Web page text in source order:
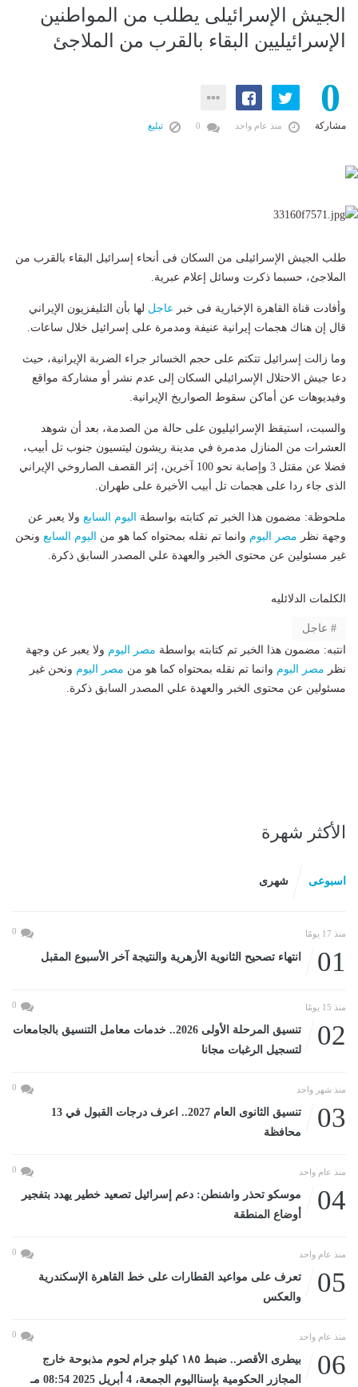
الجيش الإسرائيلى يطلب من المواطنين
الإسرائيليين البقاء بالقرب من الملاجئ
0
مشاركة منذ عام واحد تبليغ
طلب الجيش الإسرائيلى من السكان فى أنحاء إسرائيل البقاء بالقرب من
الملاجئ، حسبما ذكرت وسائل إعلام عبرية.
وأفادت قناة القاهرة الإخبارية فى خبر عاجل لها بأن التليفزيون الإيراني
قال إن هناك هجمات إيرانية عنيفة ومدمرة على إسرائيل خلال ساعات.
وما زالت إسرائيل تتكتم على حجم الخسائر جراء الضربة الإيرانية، حيث
دعا جيش الاحتلال الإسرائيلي السكان إلى عدم نشر أو مشاركة مواقع
وفيديوهات عن أماكن سقوط الصواريخ الإيرانية.
والسبت، استيقظ الإسرائيليون على حالة من الصدمة، بعد أن شوهد
العشرات من المنازل مدمرة في مدينة ريشون ليتسيون جنوب تل أبيب،
فضلا عن مقتل 3 وإصابة نحو 100 آخرين، إثر القصف الصاروخي الإيراني
الذى جاء ردا على هجمات تل أبيب الأخيرة على طهران.
ملحوظة: مضمون هذا الخبر تم كتابته بواسطة اليوم السابع ولا يعبر عن
وجهة نظر مصر اليوم وانما تم نقله بمحتواه كما هو من اليوم السابع ونحن
غير مسئولين عن محتوى الخبر والعهدة علي المصدر السابق ذكرة.
الكلمات الدلائليه
عاجل
انتبه: مضمون هذا الخبر تم كتابته بواسطة مصر اليوم ولا يعبر عن وجهة
نظر مصر اليوم وانما تم نقله بمحتواه كما هو من مصر اليوم ونحن غير
مسئولين عن محتوى الخبر والعهدة علي المصدر السابق ذكرة.
الأكثر شهرة
اسبوعى شهرى
منذ 17 يومًا 0
01 انتهاء تصحيح الثانوية الأزهرية والنتيجة آخر الأسبوع المقبل
منذ 15 يومًا 0
02
تنسيق المرحلة الأولى 2026.. خدمات معامل التنسيق بالجامعات
لتسجيل الرغبات مجانا
منذ شهر واحد 0
03
تنسيق الثانوى العام 2027.. اعرف درجات القبول في 13
محافظة
منذ عام واحد 0
04
موسكو تحذر واشنطن: دعم إسرائيل تصعيد خطير يهدد بتفجير
أوضاع المنطقة
منذ عام واحد 0
05
تعرف على مواعيد القطارات على خط القاهرة الإسكندرية
والعكس
منذ عام واحد 0
06
بيطرى الأقصر.. ضبط ١٨٥ كيلو جرام لحوم مذبوحة خارج
المجازر الحكومية بإسنااليوم الجمعة، 4 أبريل 2025 08:54 مـ